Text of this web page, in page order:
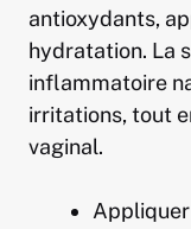
antioxydants,
hydratation. La
inflammatoire
irritations, tout
vaginal.
Appliquer